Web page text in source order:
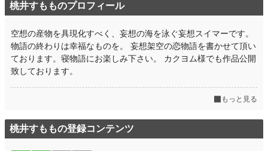
桃井すもものプロフィール
空想の産物を具現化すべく、妄想の海を泳ぐ妄想スイマーです。
物語の終わりは幸福なものを。 妄想架空の恋物語を書かせて頂い
ております。寝物語にお楽しみ下さい。 カクヨム様でも作品公開
致しております。
もっと見る
桃井すももの登録コンテンツ